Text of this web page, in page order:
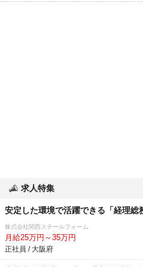
求人特集
安定した環境で活躍できる「経理総
株式会社関西スチールフォーム
月給25万円～35万円
正社員 / 大阪府